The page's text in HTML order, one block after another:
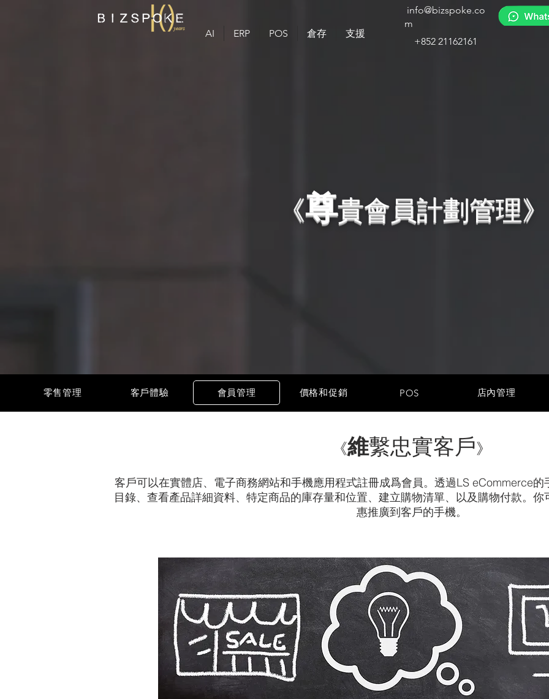
AI ERP POS 倉存 支援
info@bizspoke.co
m
+852 21162161
《尊貴會員計劃管理》
零售管理 客戶體驗 會員管理 價格和促銷 POS 店內管理
《維繫忠實客戶》
客戶可以在實體店、電子商務網站和手機應用程式註冊成爲會員。透過LS eCommerce
目錄、查看產品詳細資料、特定商品的庫存量和位置、建立購物清單、以及購物付款。
惠推廣到客戶的手機。